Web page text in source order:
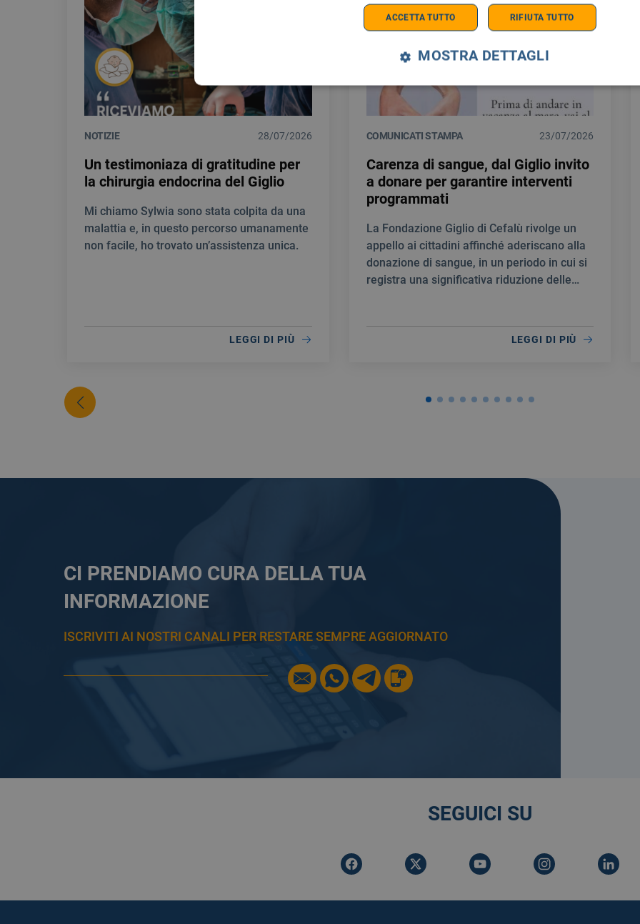
NOTIZIE 28/07/2026
Un testimoniaza di gratitudine per
la chirurgia endocrina del Giglio
Mi chiamo Sylwia sono stata colpita da una
malattia e, in questo percorso umanamente
non facile, ho trovato un’assistenza unica.
LEGGI DI PIÙ
COMUNICATI STAMPA 23/07/2026
Carenza di sangue, dal Giglio invito
a donare per garantire interventi
programmati
La Fondazione Giglio di Cefalù rivolge un
appello ai cittadini affinché aderiscano alla
donazione di sangue, in un periodo in cui si
registra una significativa riduzione delle
LEGGI DI PIÙ
CI PRENDIAMO CURA DELLA TUA
INFORMAZIONE
ISCRIVITI AI NOSTRI CANALI PER RESTARE SEMPRE AGGIORNATO
SEGUICI SU
ACCETTA TUTTO RIFIUTA TUTTO
MOSTRA DETTAGLI